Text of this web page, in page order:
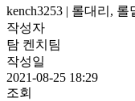
kench3253 | 롤대리,
작성자
탐 켄치팀
작성일
2021-08-25 18:29
조회